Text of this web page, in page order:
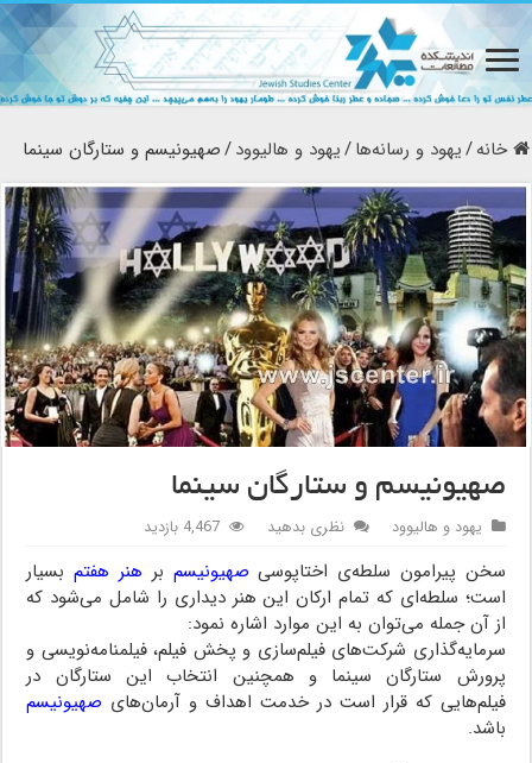
خانه/یهود و رسانه‌ها/یهود و هالیوود/صهیونیسم و ستارگان سینما
صهیونیسم و ستارگان سینما
یهود و هالیوود نظری بدهید 4,467 بازدید
سخن پیرامون سلطه‌ی اختاپوسی صهیونیسم بر هنر هفتمبسیار
است؛ سلطه‌ای که تمام ارکان این هنر دیداری را شامل می‌شود که
از آن جمله می‌توان به این موارد اشاره نمود:
سرمایه‌گذاری شرکت‌های فیلم‌سازی و پخش فیلم، فیلمنامه‌نویسی و
پرورش ستارگان سینما و همچنین انتخاب این ستارگان در
فیلم‌هایی که قرار است در خدمت اهداف و آرمان‌های صهیونیسم
باشد.